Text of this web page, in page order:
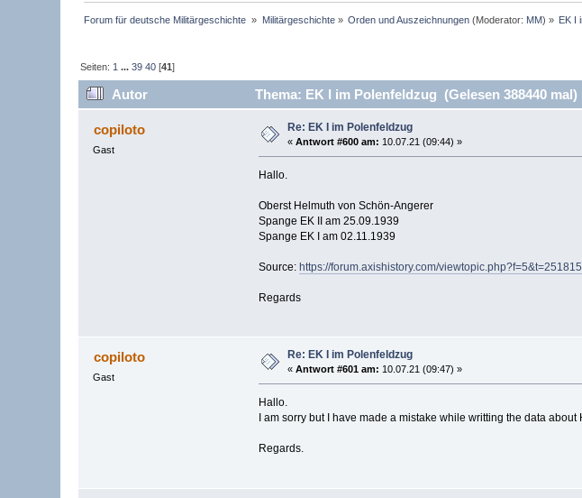
Forum für deutsche Militärgeschichte » Militärgeschichte» Orden und Auszeichnungen (Moderator: MM) » EK I
Seiten: 1 ...39 40 [41]
Autor Thema: EK I im Polenfeldzug (Gelesen 388440 mal)
copiloto
Gast
Re: EK I im Polenfeldzug
«Antwort #600 am: 10.07.21 (09:44) »
Hallo.
Oberst Helmuth von Schön-Angerer
Spange EK II am 25.09.1939
Spange EK I am 02.11.1939
Source: https://forum.axishistory.com/viewtopic.php?f=5&t=251815
Regards
copiloto
Gast
Re: EK I im Polenfeldzug
«Antwort #601 am: 10.07.21 (09:47) »
Hallo.
I am sorry but I have made a mistake while writting the data
Regards.